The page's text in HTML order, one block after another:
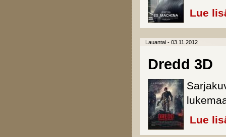
Lue
Lauantai - 03.11.2012
Dredd 3D
Lue